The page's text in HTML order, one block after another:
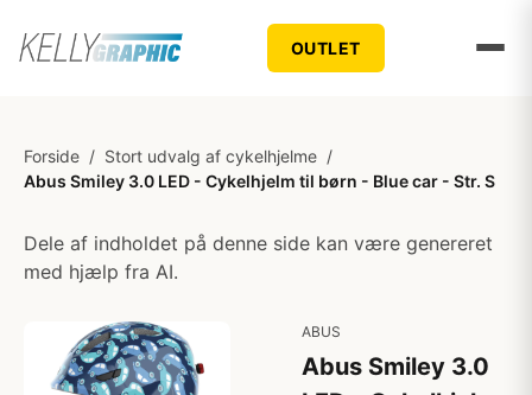
OUTLET
Forside / Stort udvalg af cykelhjelme /
Abus Smiley 3.0 LED - Cykelhjelm til børn - Blue car - Str. S
Dele af indholdet på denne side kan være genereret
med hjælp fra AI.
ABUS
Abus Smiley 3.0